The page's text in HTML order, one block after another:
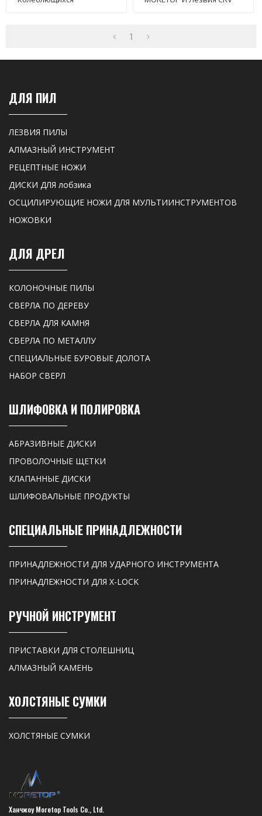
Резки, 8 Шт. В Упаковке
1
ДЛЯ ПИЛ
ЛЕЗВИЯ ПИЛЫ
АЛМАЗНЫЙ ИНСТРУМЕНТ
РЕЦЕПТНЫЕ НОЖИ
ДИСКИ ДЛЯ лобзика
ОСЦИЛИРУЮЩИЕ НОЖИ ДЛЯ МУЛЬТИИНСТРУМЕНТОВ
НОЖОВКИ
ДЛЯ ДРЕЛ
КОЛОНОЧНЫЕ ПИЛЫ
СВЕРЛА ПО ДЕРЕВУ
СВЕРЛА ДЛЯ КАМНЯ
СВЕРЛА ПО МЕТАЛЛУ
СПЕЦИАЛЬНЫЕ БУРОВЫЕ ДОЛОТА
НАБОР СВЕРЛ
ШЛИФОВКА И ПОЛИРОВКА
АБРАЗИВНЫЕ ДИСКИ
ПРОВОЛОЧНЫЕ ЩЕТКИ
КЛАПАННЫЕ ДИСКИ
ШЛИФОВАЛЬНЫЕ ПРОДУКТЫ
СПЕЦИАЛЬНЫЕ ПРИНАДЛЕЖНОСТИ
ПРИНАДЛЕЖНОСТИ ДЛЯ УДАРНОГО ИНСТРУМЕНТА
ПРИНАДЛЕЖНОСТИ ДЛЯ X-LOCK
РУЧНОЙ ИНСТРУМЕНТ
ПРИСТАВКИ ДЛЯ СТОЛЕШНИЦ
АЛМАЗНЫЙ КАМЕНЬ
ХОЛСТЯНЫЕ СУМКИ
ХОЛСТЯНЫЕ СУМКИ
Ханчжоу Moretop Tools Co., Ltd.